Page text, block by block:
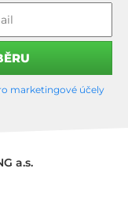
marketingové účely
a.s.